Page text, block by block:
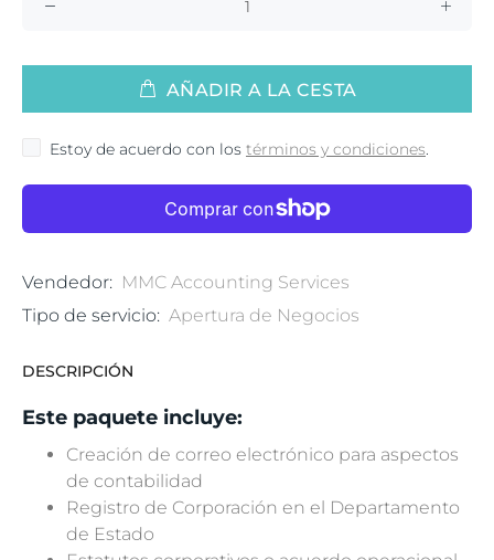
AÑADIR A LA CESTA
Estoy de acuerdo con los términos y condiciones.
Vendedor: MMC Accounting Services
Tipo de servicio: Apertura de Negocios
DESCRIPCIÓN
Este paquete incluye:
Creación de correo electrónico para aspectos
de contabilidad
Registro de Corporación en el Departamento
de Estado